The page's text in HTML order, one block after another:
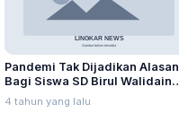
Pandemi Tak Dijadikan Alasan
Bagi Siswa SD Birul Walidain
Torehkan Prestasi
4 tahun yang lalu